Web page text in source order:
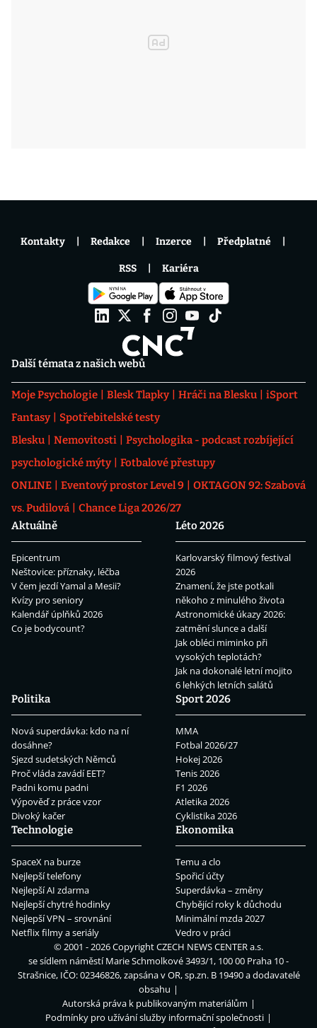
Další témata z našich webů
Moje Psychologie Blesk Tlapky Hráči na Blesku
iSport
Fantasy
Spotřebitelské testy
Blesku
Nemovitosti
Psychologika - podcast rozbíjející
psychologické mýty
Fotbalové přestupy
ONLINE
Eventový prostor Level 9
OKTAGON 92: Szabová
vs. Pudilová
Chance Liga 2026/27
Aktuálně
Epicentrum
Neštovice: příznaky, léčba
V čem jezdí Yamal a Mesii?
Kvízy pro seniory
Kalendář úplňků 2026
Co je bodycount?
Léto 2026
Karlovarský filmový festival
2026
Znamení, že jste potkali
někoho z minulého života
Astronomické úkazy 2026:
zatmění slunce a další
Jak obléci miminko při
vysokých teplotách?
Jak na dokonalé letní mojito
6 lehkých letních salátů
Politika
Nová superdávka: kdo na ní
dosáhne?
Sjezd sudetských Němců
Proč vláda zavádí EET?
Padni komu padni
Výpověď z práce vzor
Divoký kačer
Sport 2026
MMA
Fotbal 2026/27
Hokej 2026
Tenis 2026
F1 2026
Atletika 2026
Cyklistika 2026
Technologie
SpaceX na burze
Nejlepší telefony
Nejlepší AI zdarma
Nejlepší chytré hodinky
Nejlepší VPN – srovnání
Netflix filmy a seriály
Ekonomika
Temu a clo
Spořicí účty
Superdávka – změny
Chybějící roky k důchodu
Minimální mzda 2027
Vedro v práci
Kontakty Redakce Inzerce Předplatné
RSS Kariéra
© 2001 - 2026 CopyrightCZECH NEWS CENTER a.s.
se sídlem náměstí Marie Schmolkové 3493/1, 100 00 Praha 10 -
Strašnice, IČO: 02346826, zapsána v OR, sp.zn. B 19490 a dodavatelé
obsahu
Autorská práva k publikovaným materiálům
Podmínky pro užívání služby informační společnosti